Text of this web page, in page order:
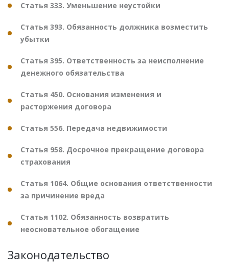
Статья 333. Уменьшение неустойки
Статья 393. Обязанность должника возместить
убытки
Статья 395. Ответственность за неисполнение
денежного обязательства
Статья 450. Основания изменения и
расторжения договора
Статья 556. Передача недвижимости
Статья 958. Досрочное прекращение договора
страхования
Статья 1064. Общие основания ответственности
за причинение вреда
Статья 1102. Обязанность возвратить
неосновательное обогащение
Законодательство